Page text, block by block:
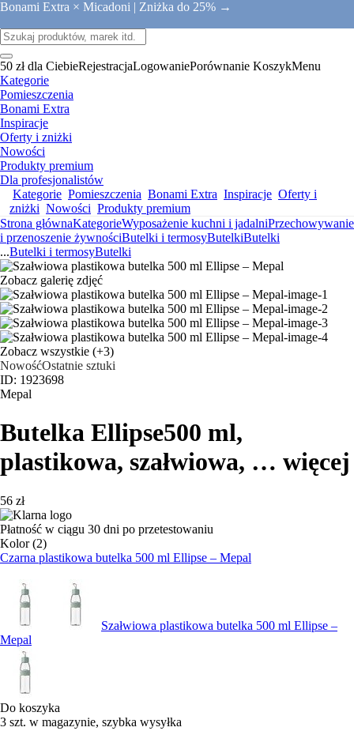
Bonami Extra × Micadoni | Zniżka do 25% →
50 zł dla CiebieRejestracjaLogowaniePorównanie KoszykMenu
Kategorie
Pomieszczenia
Bonami Extra
Inspiracje
Oferty i zniżki
Nowości
Produkty premium
Dla profesjonalistów
Kategorie Pomieszczenia Bonami Extra Inspiracje Oferty i
zniżki Nowości Produkty premium
Strona głównaKategorieWyposażenie kuchni i jadalniPrzechowywanie
i przenoszenie żywnościButelki i termosyButelkiButelki
...Butelki i termosyButelki
Zobacz galerię zdjęć
Zobacz wszystkie (+3)
NowośćOstatnie sztuki
ID: 1923698
Mepal
Butelka Ellipse500 ml,
plastikowa, szałwiowa, … więcej
56 zł
Płatność w ciągu 30 dni po przetestowaniu
Kolor (2)
Czarna plastikowa butelka 500 ml Ellipse – Mepal
Szałwiowa plastikowa butelka 500 ml Ellipse –
Mepal
Do koszyka
3 szt. w magazynie, szybka wysyłka